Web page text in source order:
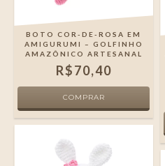
BOTO COR-DE-ROSA EM
AMIGURUMI – GOLFINHO
AMAZÔNICO ARTESANAL
R$70,40